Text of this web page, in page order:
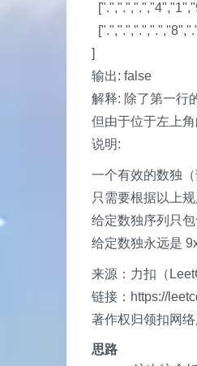
]
输出: false
解释: 除了第一行
但由于位于左上
说明:
一个有效的数独
只需要根据以上
给定数独序列只包
给定数独永远是
来源：力扣（
链接：https://
著作权归领扣网
思路